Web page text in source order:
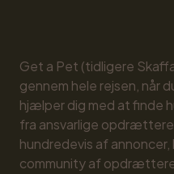
Get a Pet (tidligere
gennem hele rejsen, når
hjælper dig med at finde
fra ansvarlige
hundredevis af
community af